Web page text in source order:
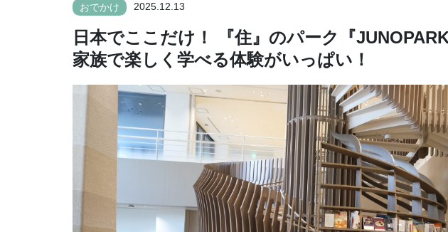
おでかけ 2025.12.13
日本でここだけ！ 『住』のパーク『
家族で楽しく学べる体験がいっぱい！